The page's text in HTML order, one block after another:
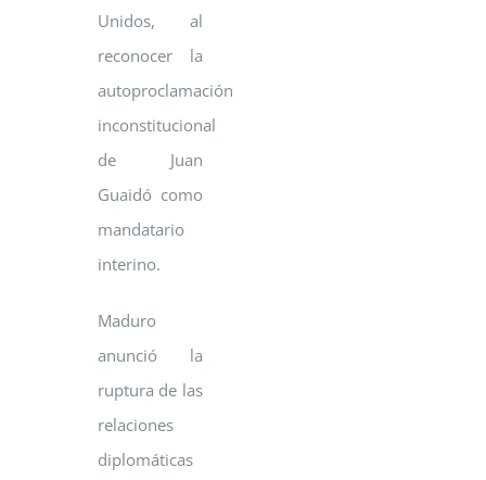
Unidos, al
reconocer la
autoproclamación
inconstitucional
de Juan
Guaidó como
mandatario
interino.
Maduro
anunció la
ruptura de las
relaciones
diplomáticas